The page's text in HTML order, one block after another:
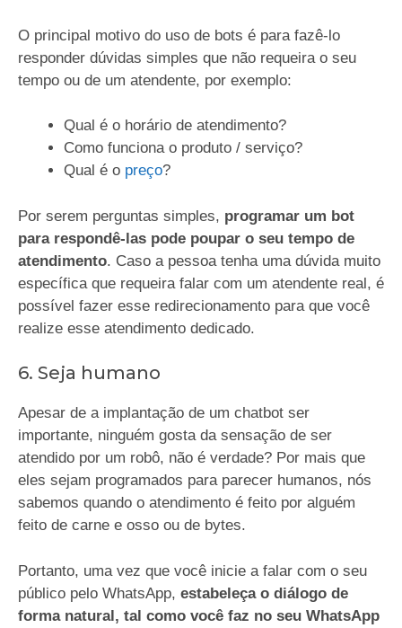
O principal motivo do uso de bots é para fazê-lo
responder dúvidas simples que não requeira o seu
tempo ou de um atendente, por exemplo:
Qual é o horário de atendimento?
Como funciona o produto / serviço?
Qual é o preço?
Por serem perguntas simples, programar um bot
para respondê-las pode poupar o seu tempo de
atendimento. Caso a pessoa tenha uma dúvida muito
específica que requeira falar com um atendente real, é
possível fazer esse redirecionamento para que você
realize esse atendimento dedicado.
6. Seja humano
Apesar de a implantação de um chatbot ser
importante, ninguém gosta da sensação de ser
atendido por um robô, não é verdade? Por mais que
eles sejam programados para parecer humanos, nós
sabemos quando o atendimento é feito por alguém
feito de carne e osso ou de bytes.
Portanto, uma vez que você inicie a falar com o seu
público pelo WhatsApp, estabeleça o diálogo de
forma natural, tal como você faz no seu WhatsApp